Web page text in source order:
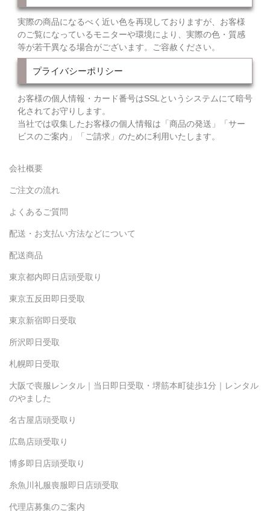
実際の商品になるべく近い色を再現しておりますが、お客様
のご覧になっているモニターや環境により、実際の色・質感
等が若干異なる場合がございます。ご容赦ください。
プライバシーポリシー
お客様の個人情報・カード番号はSSLというシステムにて暗号
化されてお守りします。
当社では収集したお客様の個人情報は「商品の発送」「サー
ビスのご案内」「ご請求」のために利用いたします。
会社概要
ご注文の流れ
よくあるご質問
配送・お支払い方法などについて
配送商品
東京都内即日店頭受取り
東京五反田即日受取
東京新宿即日受取
所沢即日受取
札幌即日受取
大阪で喪服レンタル｜当日即日受取・堺筋本町徒歩1分｜レンタル
のやました
名古屋店頭受取り
広島店頭受取り
博多即日店頭受取り
糸魚川礼服喪服即日店頭受取
代理店募集のご案内